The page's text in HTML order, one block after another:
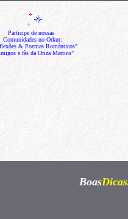
Participe de nossas
Comunidades no Orkut:
& Poemas Românticos"
e fãs da Oriza Martins"
BoasDicas